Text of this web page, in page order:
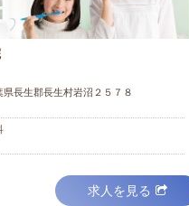
県長生郡長生村岩沼２５７８
求人を見る